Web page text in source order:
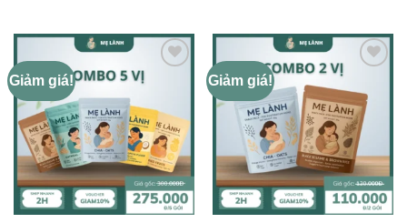
Giảm giá!
Add to wishlist
Giảm giá!
Add to wishlist